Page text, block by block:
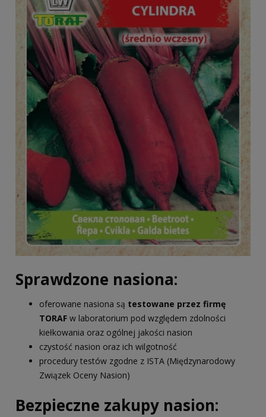
Sprawdzone nasiona:
oferowane nasiona są testowane przez firmę
TORAF w laboratorium pod względem zdolności
kiełkowania oraz ogólnej jakości nasion
czystość nasion oraz ich wilgotność
procedury testów zgodne z ISTA (Międzynarodowy
Związek Oceny Nasion)
Bezpieczne zakupy nasion: